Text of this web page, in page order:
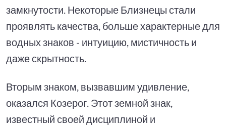
замкнутости. Некоторые Близнецы стали
проявлять качества, больше характерные для
водных знаков - интуицию, мистичность и
даже скрытность.
Вторым знаком, вызвавшим удивление,
оказался Козерог. Этот земной знак,
известный своей дисциплиной и